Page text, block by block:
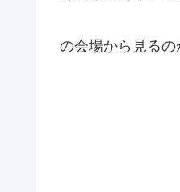
の会場から見るの